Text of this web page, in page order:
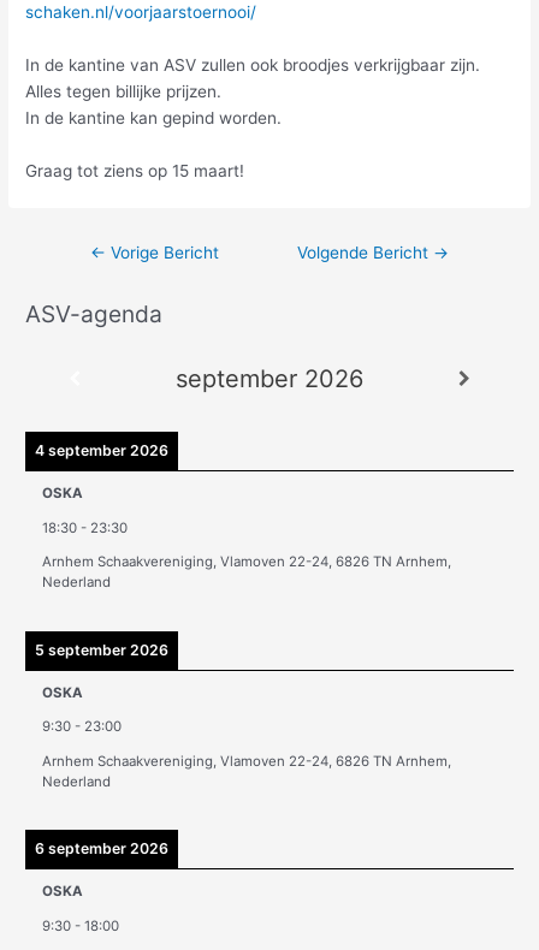
schaken.nl/voorjaarstoernooi/
In de kantine van ASV zullen ook broodjes verkrijgbaar zijn.
Alles tegen billijke prijzen.
In de kantine kan gepind worden.
Graag tot ziens op 15 maart!
← Vorige Bericht Volgende Bericht →
ASV-agenda
september 2026
4 september 2026
OSKA
18:30 - 23:30
Arnhem Schaakvereniging, Vlamoven 22-24, 6826 TN Arnhem,
Nederland
5 september 2026
OSKA
9:30 - 23:00
Arnhem Schaakvereniging, Vlamoven 22-24, 6826 TN Arnhem,
Nederland
6 september 2026
OSKA
9:30 -18:00
A
e